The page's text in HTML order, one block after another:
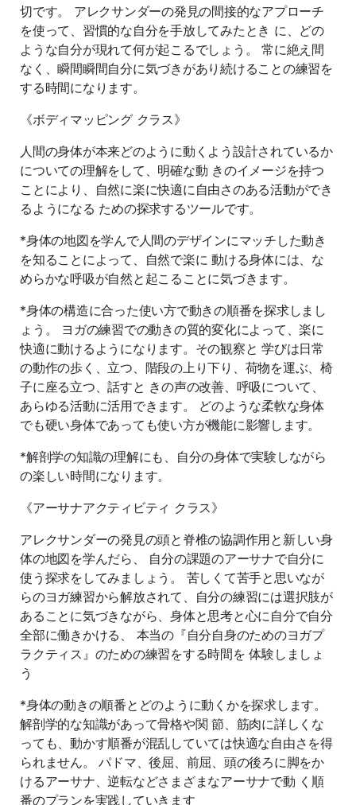
切です。 アレクサンダーの発見の間接的なアプローチ
を使って、習慣的な自分を手放してみたとき に、どの
ような自分が現れて何が起こるでしょう。 常に絶え間
なく、瞬間瞬間自分に気づきがあり続けることの練習を
する時間になります。
《ボディマッピング クラス》
人間の身体が本来どのように動くよう設計されているか
についての理解をして、明確な動 きのイメージを持つ
ことにより、自然に楽に快適に自由さのある活動ができ
るようになる ための探求するツールです。
*身体の地図を学んで人間のデザインにマッチした動き
を知ることによって、自然で楽に 動ける身体には、な
めらかな呼吸が自然と起こることに気づきます。
*身体の構造に合った使い方で動きの順番を探求しまし
ょう。 ヨガの練習での動きの質的変化によって、楽に
快適に動けるようになります。その観察と 学びは日常
の動作の歩く、立つ、階段の上り下り、荷物を運ぶ、椅
子に座る立つ、話すと きの声の改善、呼吸について、
あらゆる活動に活用できます。 どのような柔軟な身体
でも硬い身体であっても使い方が機能に影響します。
*解剖学の知識の理解にも、自分の身体で実験しながら
の楽しい時間になります。
《アーサナアクティビティ クラス》
アレクサンダーの発見の頭と脊椎の協調作用と新しい身
体の地図を学んだら、 自分の課題のアーサナで自分に
使う探求をしてみましょう。 苦しくて苦手と思いなが
らのヨガ練習から解放されて、自分の練習には選択肢が
あることに気づきながら、身体と思考と心に自分で自分
全部に働きかける、 本当の『自分自身のためのヨガプ
ラクティス』のための練習をする時間を 体験しましょ
う
*身体の動きの順番とどのように動くかを探求します。
解剖学的な知識があって骨格や関 節、筋肉に詳しくな
っても、動かす順番が混乱していては快適な自由さを得
られません。 パドマ、後屈、前屈、頭の後ろに脚をか
けるアーサナ、逆転などさまざまなアーサナで動 く順
番のプランを実践していきます